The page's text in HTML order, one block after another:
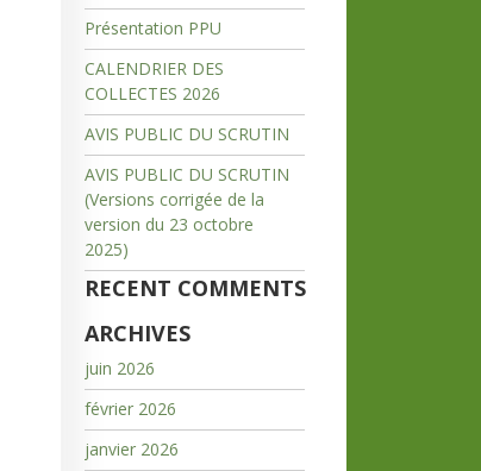
Présentation PPU
CALENDRIER DES
COLLECTES 2026
AVIS PUBLIC DU SCRUTIN
AVIS PUBLIC DU SCRUTIN
(Versions corrigée de la
version du 23 octobre
2025)
RECENT COMMENTS
ARCHIVES
juin 2026
février 2026
janvier 2026